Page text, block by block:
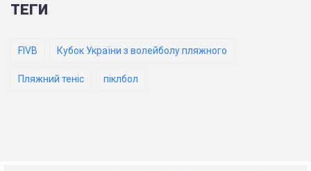
ТЕГИ
FIVB Кубок України з волейболу пляжного
Пляжний теніс піклбол